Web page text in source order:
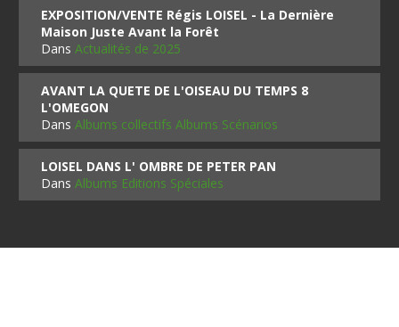
EXPOSITION/VENTE Régis LOISEL - La Dernière
Maison Juste Avant la Forêt
DansActualités de 2025
AVANT LA QUETE DE L'OISEAU DU TEMPS 8
L'OMEGON
DansAlbums collectifs Albums Scénarios
LOISEL DANS L' OMBRE DE PETER PAN
DansAlbums Editions Spéciales